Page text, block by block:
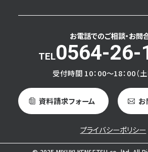
お電話でのご相談・お問
0564-26-
受付時間 10：00～18：00（土
資料請求フォーム お
プライバシーポリシー